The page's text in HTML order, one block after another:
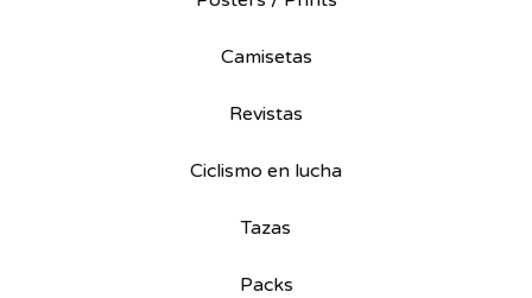
Camisetas
Revistas
Ciclismo en lucha
Tazas
Packs